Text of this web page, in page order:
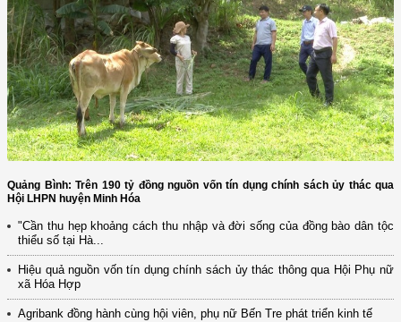
Quảng Bình: Trên 190 tỷ đồng nguồn vốn tín dụng chính sách ủy thác qua
Hội LHPN huyện Minh Hóa
"Cần thu hẹp khoảng cách thu nhập và đời sống của đồng bào dân tộc
thiểu số tại Hà...
Hiệu quả nguồn vốn tín dụng chính sách ủy thác thông qua Hội Phụ nữ
xã Hóa Hợp
Agribank đồng hành cùng hội viên, phụ nữ Bến Tre phát triển kinh tế